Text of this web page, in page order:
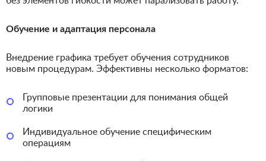
Обучение и адаптация персонала
Внедрение графика требует обучения сотрудников
новым процедурам. Эффективны несколько форматов:
Групповые презентации для понимания общей
логики
Индивидуальное обучение специфическим
операциям